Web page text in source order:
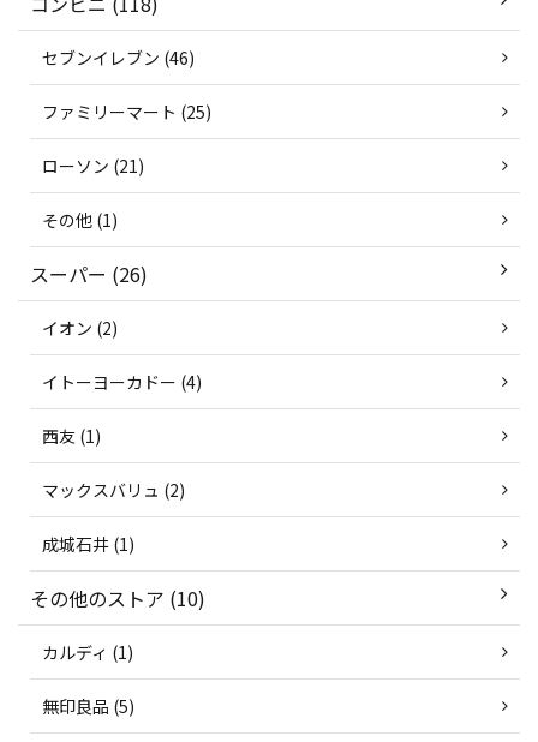
セブンイレブン (46)
ファミリーマート (25)
ローソン (21)
その他 (1)
スーパー (26)
イオン (2)
イトーヨーカドー (4)
西友 (1)
マックスバリュ (2)
成城石井 (1)
その他のストア (10)
カルディ (1)
無印良品 (5)